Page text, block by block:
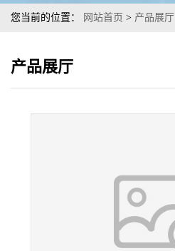
您当前的位置： 网站首页 > 产品展厅
产品展厅